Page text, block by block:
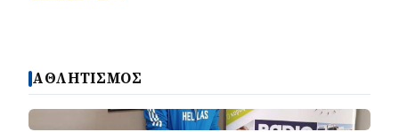
ΑΘΛΗΤΙΣΜΟΣ